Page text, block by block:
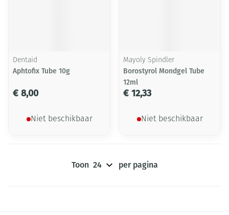
Dentaid
Aphtofix Tube 10g
€ 8,00
Niet beschikbaar
Mayoly Spindler
Borostyrol Mondgel Tube
12ml
€ 12,33
Niet beschikbaar
Toon per pagina